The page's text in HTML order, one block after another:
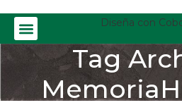
Diseña con
Tag